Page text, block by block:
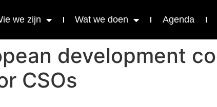
we zijn Wat we doen Agenda
development
CSOs